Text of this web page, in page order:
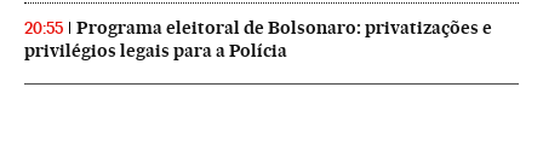
20:55
Programa eleitoral de Bolsonaro: privatizações e
privilégios legais para a Polícia